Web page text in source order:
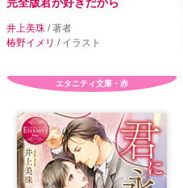
井上美珠 / 著者
椿野イメリ / イラスト
エタニティ文庫・赤